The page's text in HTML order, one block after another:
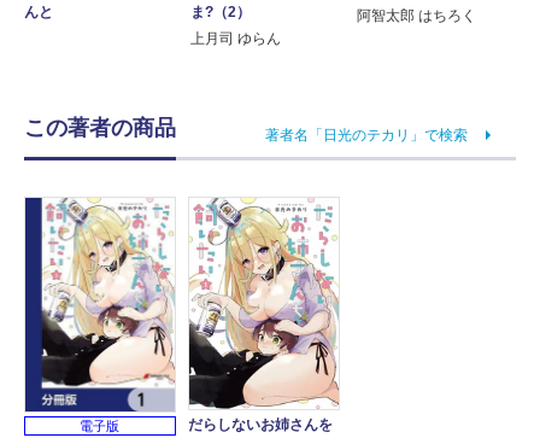
んと
ま?（2）
上月司 ゆらん
阿智太郎 はちろく
この著者の商品 著者名「日光のテカリ」で検索
電子版
だらしないお姉さんを